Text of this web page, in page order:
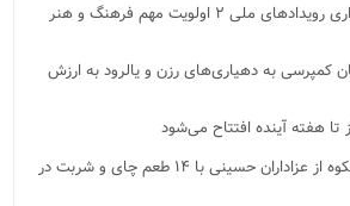
توسعه باغ هنر و برگزاری رویدادهای ملی ۲ اولویت مهم فرهنگ و هنر
نیسان کمپرسی به دهیاری‌های رزن و یالرود به ارزش
تا هفته آینده افتتاح می‌شود
پذیرایی متفاوت و باشکوه از عزاداران حسینی با ۱۴ طعم چای و شربت در